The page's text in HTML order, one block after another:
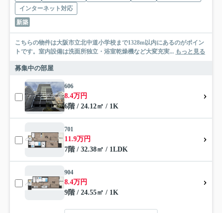
インターネット対応
新築
こちらの物件は大阪市立北中道小学校まで1328m以内にあるのがポイン
トです。室内設備は洗面所独立・浴室乾燥機など大変充実... もっと見る
募集中の部屋
606
8.4万円
6階 / 24.12㎡ / 1K
701
11.9万円
7階 / 32.38㎡ / 1LDK
904
8.4万円
9階 / 24.55㎡ / 1K